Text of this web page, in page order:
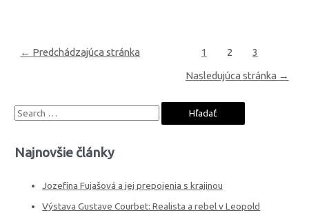
← Predchádzajúca stránka 1 2 3
Nasledujúca stránka →
S
a
Najnovšie články
Jozefína Fujašová a jej prepojenia s krajinou
Výstava Gustave Courbet: Realista a rebel v Leopold